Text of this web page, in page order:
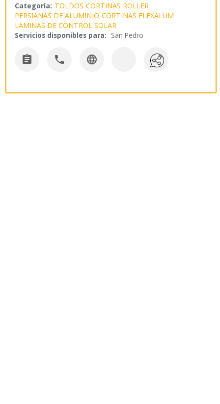
Categoría: TOLDOS CORTINAS ROLLER
PERSIANAS DE ALUMINIO CORTINAS FLEXALUM
LAMINAS DE CONTROL SOLAR
Servicios disponibles para: San Pedro
  